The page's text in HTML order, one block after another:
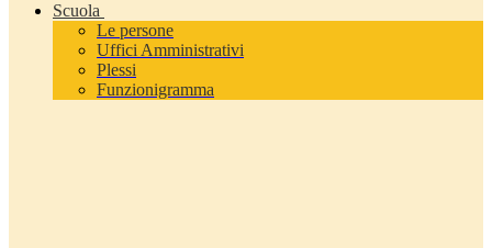
Scuola
Le persone
Uffici Amministrativi
Plessi
Funzionigramma